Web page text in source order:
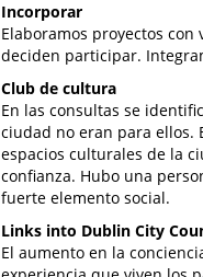
Incorporar
Elaboramos proyectos
deciden participar.
Club de cultura
En las consultas se
ciudad no eran para ellos.
espacios culturales de la
confianza. Hubo una
fuerte elemento social.
Links into Dublin City
El aumento en la